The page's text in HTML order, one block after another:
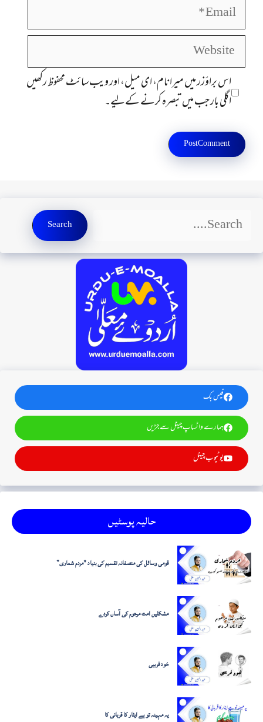
Email
Website
اس براؤزر میں میرا نام، ای میل، اور ویب سائٹ محفوظ رکھیں
اگلی بار جب میں تبصرہ کرنے کےلیے۔
Search
Search
فیس بک
ہمارے واٹساپ چینل سے جڑیں
یوٹیوب چینل
حالیہ پوسٹیں
قومی وسائل کی منصفانہ تقسیم کی بنیاد "مردم شماری”
مشکلیں امت مرحوم کی آساں کردے
خود فریبی
یہ مہینہ تو ہے ایثار کا قربانی کا